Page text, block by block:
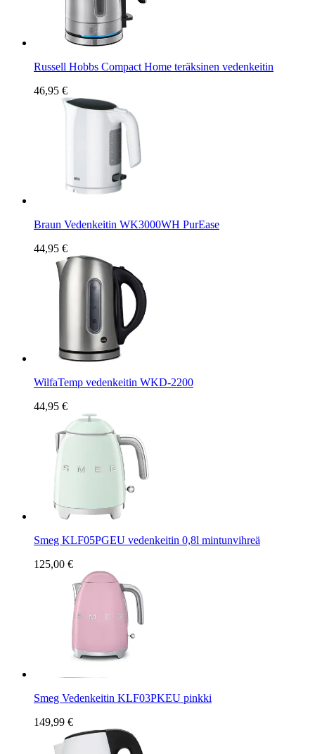
Russell Hobbs Compact Home teräksinen vedenkeitin
46,95 €
Braun Vedenkeitin WK3000WH PurEase
44,95 €
WilfaTemp vedenkeitin WKD-2200
44,95 €
Smeg KLF05PGEU vedenkeitin 0,8l mintunvihreä
125,00 €
Smeg Vedenkeitin KLF03PKEU pinkki
149,99 €